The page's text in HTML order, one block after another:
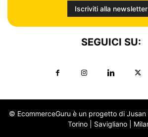
SEGUICI SU:
© EcommerceGuru è un progetto di
Torino | Savigliano |